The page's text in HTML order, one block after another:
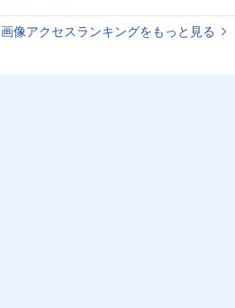
画像アクセスランキングをもっと見る